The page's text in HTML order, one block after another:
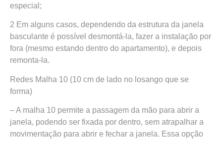
especial;
2 Em alguns casos, dependendo da estrutura da janela
basculante é possível desmontá-la, fazer a instalação por
fora (mesmo estando dentro do apartamento), e depois
remonta-la.
Redes Malha 10 (10 cm de lado no losango que se
forma)
– A malha 10 permite a passagem da mão para abrir a
janela, podendo ser fixada por dentro, sem atrapalhar a
movimentação para abrir e fechar a janela. Essa opção